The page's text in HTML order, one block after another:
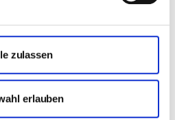
zulassen
erlauben